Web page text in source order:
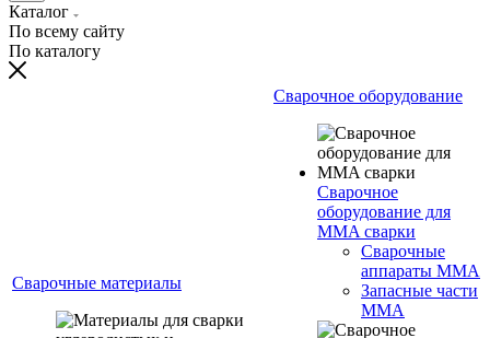
Каталог
По всему сайту
По каталогу
Сварочные материалы
Сварочное оборудование
Сварочное
оборудование для
MMA сварки
Сварочные
аппараты MMA
Запасные части
MMA